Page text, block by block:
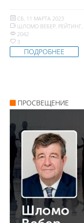
СБ, 11 МАРТА 2023
ШЛОМО ВЕБЕР РЕЙТИНГ
2042
3
ПОДРОБНЕЕ
ПРОСВЕЩЕНИЕ